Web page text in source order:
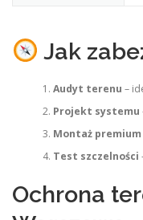
Jak
Audyt terenu –
Projekt systemu
Montaż premium
Test szczelności
Ochrona